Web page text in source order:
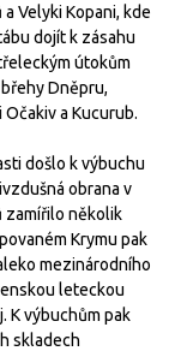
Velyki Kopani, kde
dojít k zásahu
útokům
Dněpru,
a Kucurub.
došlo k výbuchu
obrana v
zamířilo několik
Krymu pak
mezinárodního
leteckou
K výbuchům pak
skladech